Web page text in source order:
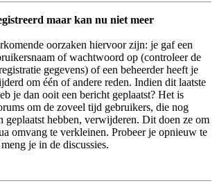
maar kan nu niet meer
oorzaken hiervoor zijn: je gaf een
of wachtwoord op (controleer de
gegevens) of een beheerder heeft je
om één of andere reden. Indien dit laatste
je dan ooit een bericht geplaatst? Het is
om de zoveel tijd gebruikers, die nog
geplaatst hebben, verwijderen. Dit doen ze om
omvang te verkleinen. Probeer je opnieuw te
je in de discussies.